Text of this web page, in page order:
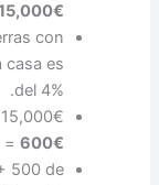
con
casa es
del 4%.
= 600€
500 de